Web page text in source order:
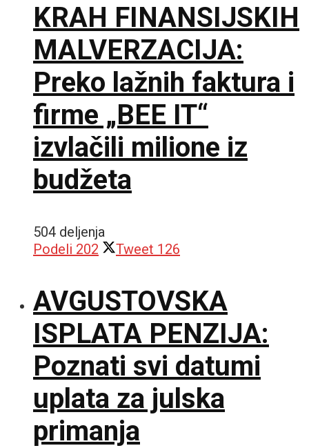
KRAH FINANSIJSKIH
MALVERZACIJA:
Preko lažnih faktura i
firme „BEE IT“
izvlačili milione iz
budžeta
504 deljenja
Podeli 202 Tweet 126
AVGUSTOVSKA
ISPLATA PENZIJA:
Poznati svi datumi
uplata za julska
primanja